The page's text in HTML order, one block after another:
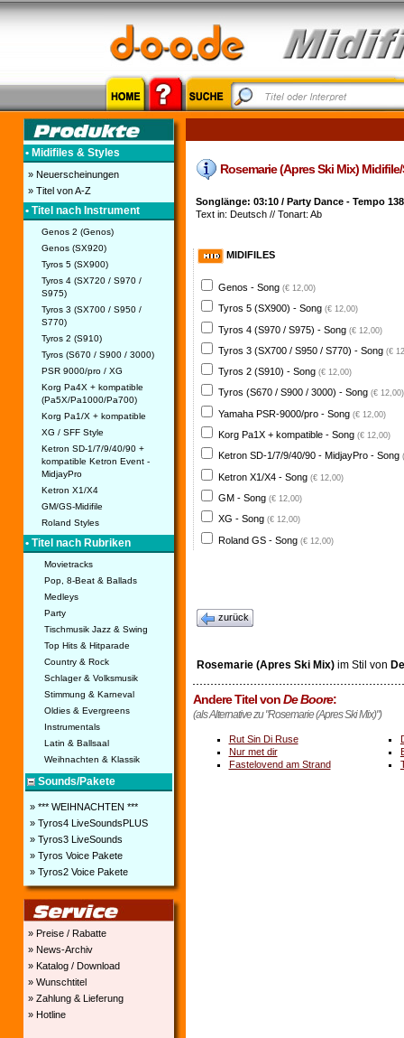
• Midifiles & Styles
» Neuerscheinungen
» Titel von A-Z
• Titel nach Instrument
Genos 2 (Genos)
Genos (SX920)
Tyros 5 (SX900)
Tyros 4 (SX720 / S970 /
S975)
Tyros 3 (SX700 / S950 /
S770)
Tyros 2 (S910)
Tyros (S670 / S900 / 3000)
PSR 9000/pro / XG
Korg Pa4X + kompatible
(Pa5X/Pa1000/Pa700)
Korg Pa1/X + kompatible
XG / SFF Style
Ketron SD-1/7/9/40/90 +
kompatible Ketron Event -
MidjayPro
Ketron X1/X4
GM/GS-Midifile
Roland Styles
• Titel nach Rubriken
Movietracks
Pop, 8-Beat & Ballads
Medleys
Party
Tischmusik Jazz & Swing
Top Hits & Hitparade
Country & Rock
Schlager & Volksmusik
Stimmung & Karneval
Oldies & Evergreens
Instrumentals
Latin & Ballsaal
Weihnachten & Klassik
Sounds/Pakete
» *** WEIHNACHTEN ***
» Tyros4 LiveSoundsPLUS
» Tyros3 LiveSounds
» Tyros Voice Pakete
» Tyros2 Voice Pakete
» Preise / Rabatte
» News-Archiv
» Katalog / Download
» Wunschtitel
» Zahlung & Lieferung
» Hotline
Rosemarie (Apres Ski Mix)
Songlänge: 03:10 / Party Dance - Tempo 138
Text in: Deutsch // Tonart: Ab
MIDIFILES
Genos - Song (€ 12,00)
Tyros 5 (SX900) - Song (€ 12,00)
Tyros 4 (S970 / S975) - Song (€ 12,00)
Tyros 3 (SX700 / S950 / S770) - Song (€
Tyros 2 (S910) - Song (€ 12,00)
Tyros (S670 / S900 / 3000) - Song (€ 12,00)
Yamaha PSR-9000/pro - Song (€ 12,00)
Korg Pa1X + kompatible - Song (€ 12,00)
Ketron SD-1/7/9/40/90 - MidjayPro - Song
Ketron X1/X4 - Song (€ 12,00)
GM - Song (€ 12,00)
XG - Song (€ 12,00)
Roland GS - Song (€ 12,00)
zurück
Rosemarie (Apres Ski Mix)im Stil von
Andere Titel vonDe Boore:
(als Alternative zu "Rosemarie (Apres Ski Mix)")
Rut Sin Di Ruse
Nur met dir
Fastelovend am Strand